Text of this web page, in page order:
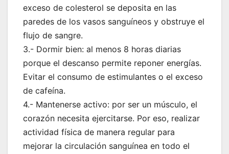
exceso de colesterol se deposita en las
paredes de los vasos sanguíneos y obstruye el
flujo de sangre.
3.- Dormir bien: al menos 8 horas diarias
porque el descanso permite reponer energías.
Evitar el consumo de estimulantes o el exceso
de cafeína.
4.- Mantenerse activo: por ser un músculo, el
corazón necesita ejercitarse. Por eso, realizar
actividad física de manera regular para
mejorar la circulación sanguínea en todo el